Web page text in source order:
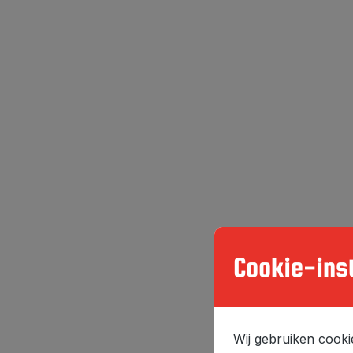
Cookie-
Wij gebruiken